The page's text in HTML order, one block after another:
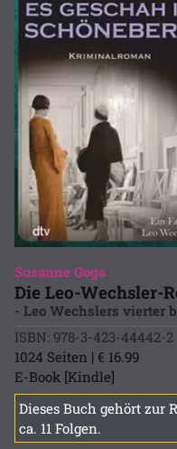
Susanne Goga
Die Leo-Wechsler-
- Leo Wechslers vierter
ISBN: 978-3-423-44442-2
1024 Seiten | € 16.99
E-Book [Kindle]
Dieses Buch gehört zur
ca. 11 Folgen.